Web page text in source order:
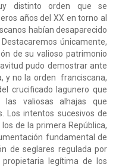
distinto orden que se
años del XX en torno al
habían desaparecido
únicamente,
de su valioso patrimonio
pudo demostrar ante
y no la orden franciscana,
crucificado lagunero que
valiosas alhajas que
Los intentos sucesivos de
de la primera República,
fundamental de
de seglares regulada por
legítima de los